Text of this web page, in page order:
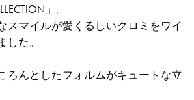
」。
スマイルが愛くるしいクロミをワイ
た。
ろんとしたフォルムがキュートな立